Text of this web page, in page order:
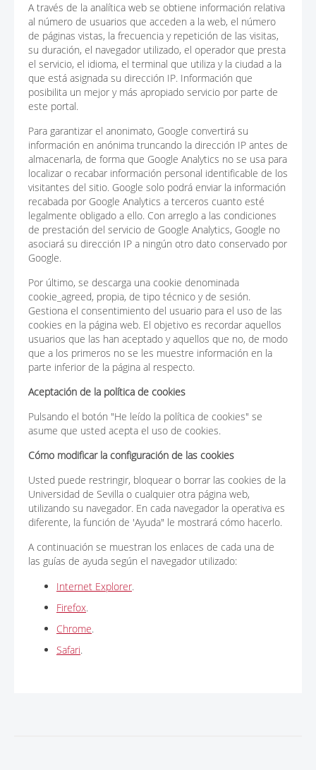
A través de la analítica web se obtiene información relativa
al número de usuarios que acceden a la web, el número
de páginas vistas, la frecuencia y repetición de las visitas,
su duración, el navegador utilizado, el operador que presta
el servicio, el idioma, el terminal que utiliza y la ciudad a la
que está asignada su dirección IP. Información que
posibilita un mejor y más apropiado servicio por parte de
este portal.
Para garantizar el anonimato, Google convertirá su
información en anónima truncando la dirección IP antes de
almacenarla, de forma que Google Analytics no se usa para
localizar o recabar información personal identificable de los
visitantes del sitio. Google solo podrá enviar la información
recabada por Google Analytics a terceros cuanto esté
legalmente obligado a ello. Con arreglo a las condiciones
de prestación del servicio de Google Analytics, Google no
asociará su dirección IP a ningún otro dato conservado por
Google.
Por último, se descarga una cookie denominada
cookie_agreed, propia, de tipo técnico y de sesión.
Gestiona el consentimiento del usuario para el uso de las
cookies en la página web. El objetivo es recordar aquellos
usuarios que las han aceptado y aquellos que no, de modo
que a los primeros no se les muestre información en la
parte inferior de la página al respecto.
Aceptación de la política de cookies
Pulsando el botón "He leído la política de cookies" se
asume que usted acepta el uso de cookies.
Cómo modificar la configuración de las cookies
Usted puede restringir, bloquear o borrar las cookies de la
Universidad de Sevilla o cualquier otra página web,
utilizando su navegador. En cada navegador la operativa es
diferente, la función de 'Ayuda" le mostrará cómo hacerlo.
A continuación se muestran los enlaces de cada una de
las guías de ayuda según el navegador utilizado:
Internet Explorer.
Firefox.
Chrome.
Safari.